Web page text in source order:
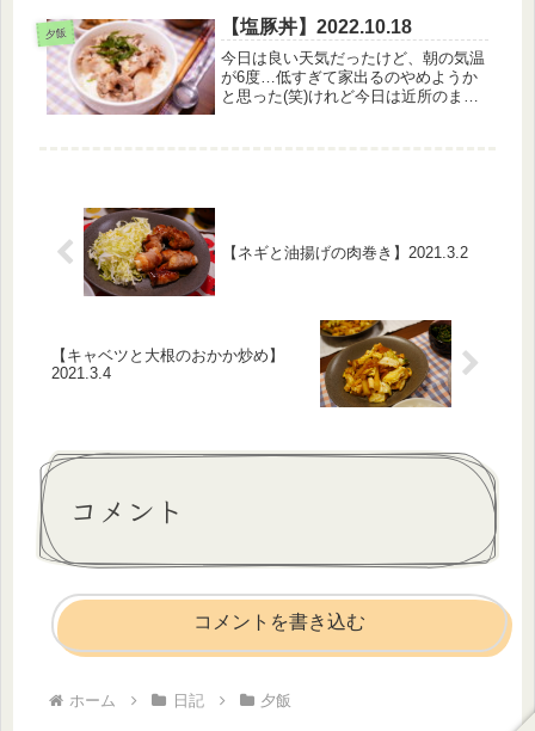
豆腐・小松菜のナムル・ほうれんそう
とおふのお味噌汁あっという間に...
夕飯 【塩豚丼】2022.10.18
今日は良い天気だったけど、朝の気温
が6度…低すぎて家出るのやめようか
と思った(笑)けれど今日は近所のまま
【ネギと油揚げの肉巻き】2021.3.2
【キャベツと大根のおかか炒め】
2021.3.4
コメント
コメントを書き込む
ホーム 日記 夕飯